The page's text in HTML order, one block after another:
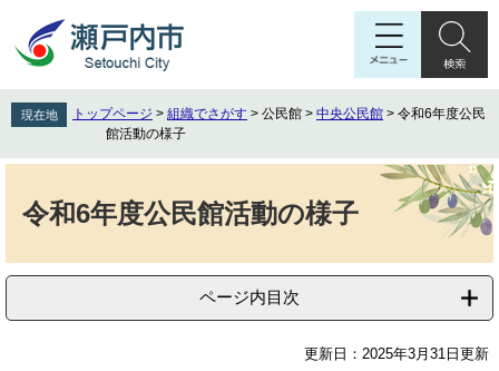
先
頭
を
飛
へ
現在地 トップページ > 組織でさがす > 公民館 > 中央公民館 > 令和6年度公民
館活動の様子
令和6年度公民館活動の様子
ページ内目次
更新日：2025年3月31日更新